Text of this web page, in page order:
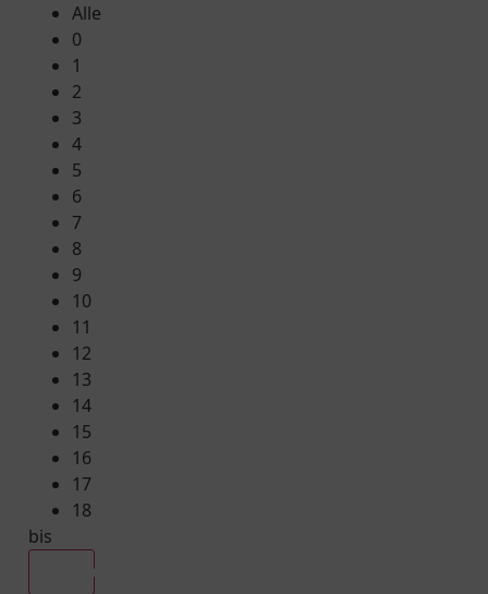
Alle
0
1
2
3
4
5
6
7
8
9
10
11
12
13
14
15
16
17
18
bis